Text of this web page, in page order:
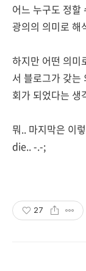
어느 누구도 정할
광의의 의미로 해
하지만 어떤 의미
서 블로그가 갖는
회가 되었다는 생
뭐.. 마지막은 이
die.. -.-;
27